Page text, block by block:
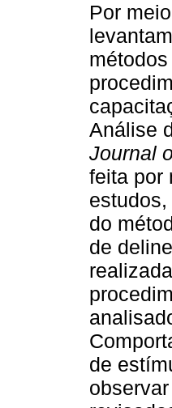
Por
Análise
Journal
feita por
do
de
de